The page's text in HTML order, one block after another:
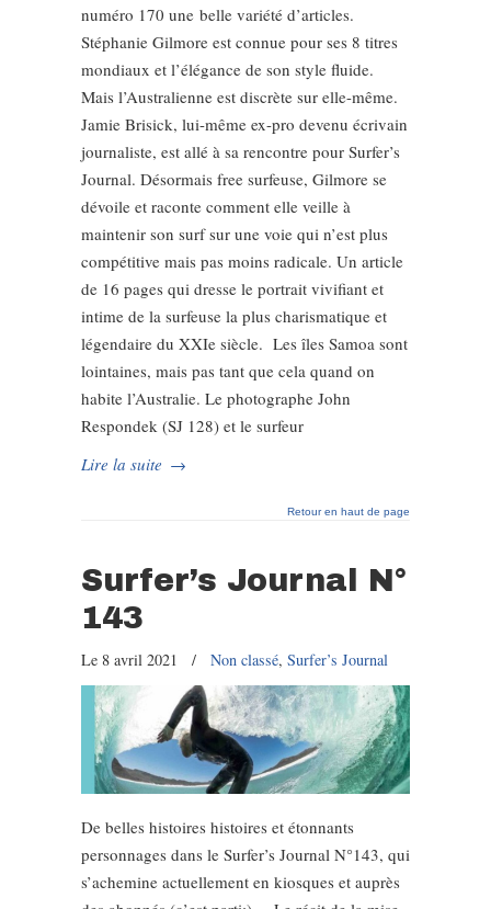
numéro 170 une belle variété d’articles.
Stéphanie Gilmore est connue pour ses 8 titres
mondiaux et l’élégance de son style fluide.
Mais l’Australienne est discrète sur elle-même.
Jamie Brisick, lui-même ex-pro devenu écrivain
journaliste, est allé à sa rencontre pour Surfer’s
Journal. Désormais free surfeuse, Gilmore se
dévoile et raconte comment elle veille à
maintenir son surf sur une voie qui n’est plus
compétitive mais pas moins radicale. Un article
de 16 pages qui dresse le portrait vivifiant et
intime de la surfeuse la plus charismatique et
légendaire du XXIe siècle. Les îles Samoa sont
lointaines, mais pas tant que cela quand on
habite l’Australie. Le photographe John
Respondek (SJ 128) et le surfeur
Lire la suite →
Retour en haut de page
Surfer’s Journal N°
143
Le 8 avril 2021 / Non classé, Surfer’s Journal
De belles histoires histoires et étonnants
personnages dans le Surfer’s Journal N°143, qui
s’achemine actuellement en kiosques et auprès